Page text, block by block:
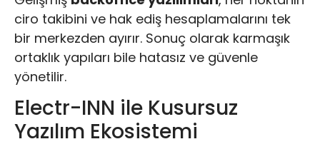
ciro takibini ve hak ediş hesaplamalarını tek
bir merkezden ayırır. Sonuç olarak karmaşık
ortaklık yapıları bile hatasız ve güvenle
yönetilir.
Electr-INN ile Kusursuz
Yazılım Ekosistemi